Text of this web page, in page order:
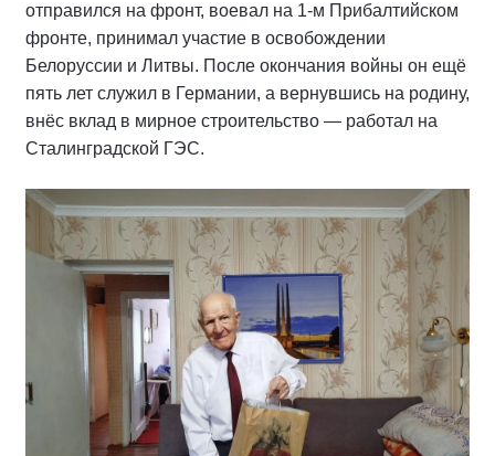
отправился на фронт, воевал на 1‑м Прибалтийском
фронте, принимал участие в освобождении
Белоруссии и Литвы. После окончания войны он ещё
пять лет служил в Германии, а вернувшись на родину,
внёс вклад в мирное строительство — работал на
Сталинградской ГЭС.